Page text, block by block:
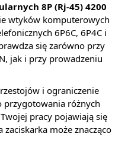
8P (Rj-45) 4200
wtyków komputerowych
6P6C, 6P4C i
się zarówno przy
jak i przy prowadzeniu
i ograniczenie
przygotowania różnych
pracy pojawiają się
może znacząco